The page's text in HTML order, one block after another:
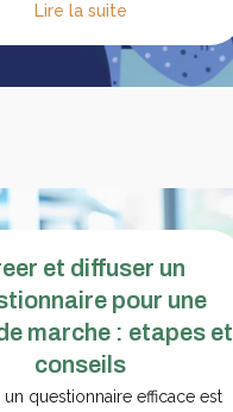
Lire la suite
et diffuser un
pour une
marche : etapes et
conseils
un questionnaire efficace est